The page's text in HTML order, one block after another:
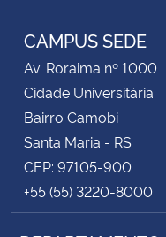
CAMPUS SEDE
Av. Roraima nº 1000
Cidade Universitária
Bairro Camobi
Santa Maria - RS
CEP: 97105-900
+55 (55) 3220-8000